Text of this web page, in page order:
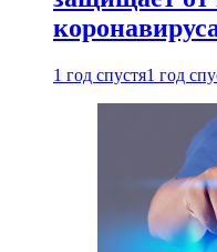
1 год спустя1 год